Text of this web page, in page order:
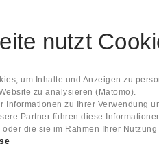
nutzt
um Inhalte und Anzeigen zu
zu analysieren (Matomo).
Informationen zu Ihrer Verwendung
Partner führen diese
die sie im Rahmen Ihrer